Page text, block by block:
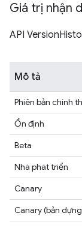
Giá trị nhận
API
Mô tả
Phiên bản chính
Ổn định
Beta
Nhà phát triển
Canary
Canary (bản